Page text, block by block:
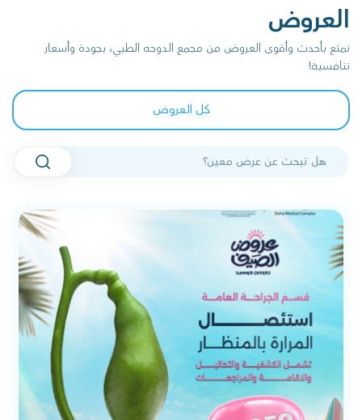
العروض
تمتع بأحدث وأقوى العروض من مجمع الدوحه الطبي، بجودة وأسعار
تنافسية!
كل العروض
البحث في العروض